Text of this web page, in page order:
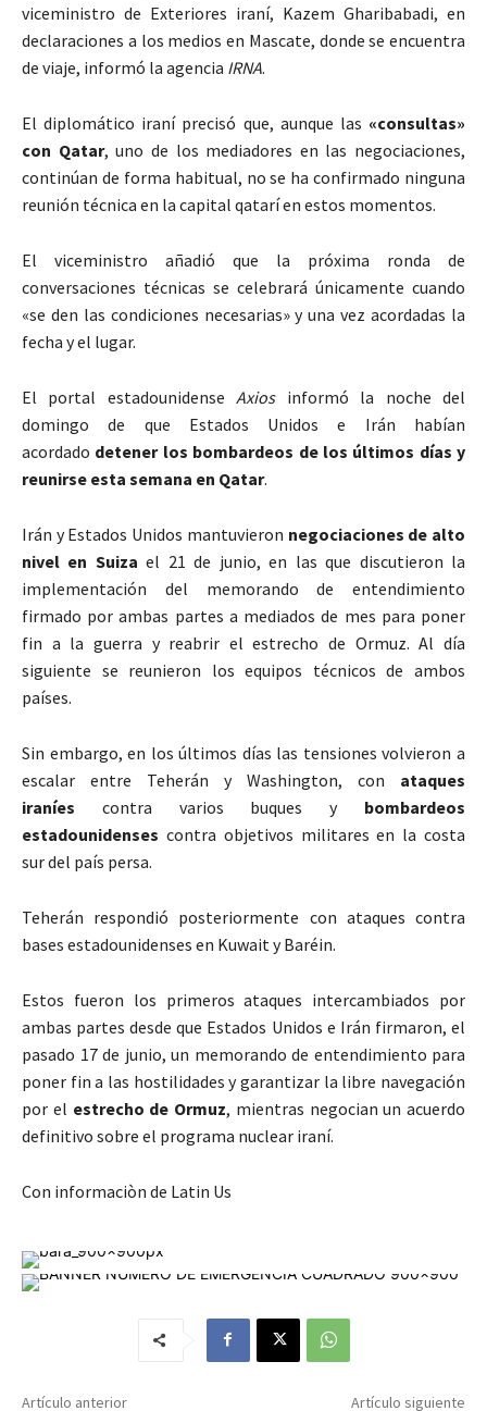
viceministro de Exteriores iraní, Kazem Gharibabadi, en
declaraciones a los medios en Mascate, donde se encuentra
de viaje, informó la agencia IRNA.
El diplomático iraní precisó que, aunque las «consultas»
con Qatar, uno de los mediadores en las negociaciones,
continúan de forma habitual, no se ha confirmado ninguna
reunión técnica en la capital qatarí en estos momentos.
El viceministro añadió que la próxima ronda de
conversaciones técnicas se celebrará únicamente cuando
«se den las condiciones necesarias» y una vez acordadas la
fecha y el lugar.
El portal estadounidenseAxiosinformó la noche del
domingo de que Estados Unidos e Irán habían
acordado detener los bombardeos de los últimos días y
reunirse esta semana en Qatar.
Irán y Estados Unidos mantuvieron negociaciones de alto
nivel en Suiza el 21 de junio, en las que discutieron la
implementación del memorando de entendimiento
firmado por ambas partes a mediados de mes para poner
fin a la guerra y reabrir el estrecho de Ormuz. Al día
siguiente se reunieron los equipos técnicos de ambos
países.
Sin embargo, en los últimos días las tensiones volvieron a
escalar entre Teherán y Washington, con ataques
iraníes contra varios buques y bombardeos
estadounidenses contra objetivos militares en la costa
sur del país persa.
Teherán respondió posteriormente con ataques contra
bases estadounidenses en Kuwait y Baréin.
Estos fueron los primeros ataques intercambiados por
ambas partes desde que Estados Unidos e Irán firmaron, el
pasado 17 de junio, un memorando de entendimiento para
poner fin a las hostilidades y garantizar la libre navegación
por el estrecho de Ormuz, mientras negocian un acuerdo
definitivo sobre el programa nuclear iraní.
Con informaciòn de Latin Us
Artículo anterior Artículo siguiente